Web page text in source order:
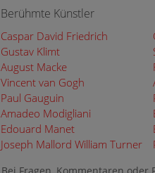
Berühmte Künstler
Caspar David Friedrich
Gustav Klimt
August Macke
Vincent van Gogh
Paul Gauguin
Amadeo Modigliani
Edouard Manet
Joseph Mallord William Turner